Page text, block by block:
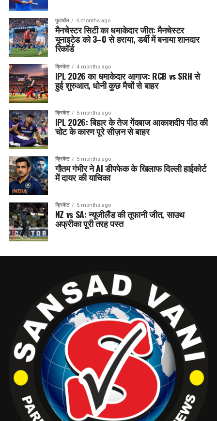
फुटबॉल 4 months ago
मैनचेस्टर सिटी का धमाकेदार जीत: मैनचेस्टर
यूनाइटेड को 3–0 से हराया, डर्बी में बनाया शानदार
रिकॉर्ड
क्रिकेट 4 months ago
IPL 2026 का धमाकेदार आगाज: RCB vs SRH से
हुई शुरुआत, धोनी कुछ मैचों से बाहर
क्रिकेट 5 months ago
IPL 2026: बिहार के तेज गेंदबाज आकाशदीप पीठ की
चोट के कारण पूरे सीज़न से बाहर
क्रिकेट 5 months ago
गौतम गंभीर ने AI डीपफेक के खिलाफ दिल्ली हाईकोर्ट
में दायर की याचिका
क्रिकेट 5 months ago
NZ vs SA: न्यूजीलैंड की तूफानी जीत, साउथ
अफ्रीका पूरी तरह पस्त